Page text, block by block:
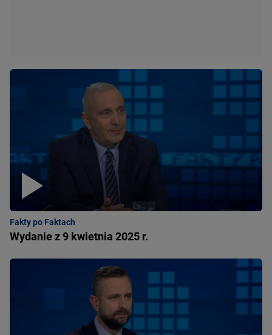
Fakty po Faktach
Wydanie z 9 kwietnia 2025 r.